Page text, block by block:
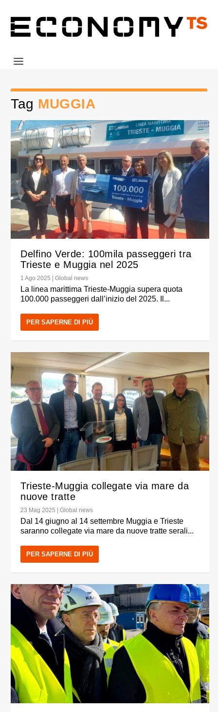
Tag MUGGIA
Delfino Verde: 100mila passeggeri tra
Trieste e Muggia nel 2025
1 Ago 2025 |Global news
La linea marittima Trieste-Muggia supera quota
100.000 passeggeri dall’inizio del 2025. Il...
PER SAPERNE DI PIÙ
Trieste-Muggia collegate via mare da
nuove tratte
23 Mag 2025 |Global news
Dal 14 giugno al 14 settembre Muggia e Trieste
saranno collegate via mare da nuove tratte serali...
PER SAPERNE DI PIÙ